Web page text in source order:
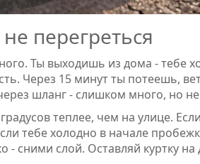
перегреться
Ты выходишь из дома - тебе
Через 15 минут ты потеешь,
шланг - слишком много, но
теплее, чем на улице.
тебе холодно в начале
- сними слой. Оставляй куртку